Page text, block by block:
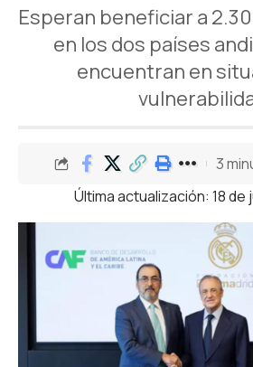
Esperan beneficiar a
en los dos países
encuentran en
Última actualización: 18 de
3